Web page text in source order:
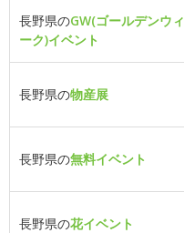
長野県のGW(ゴールデンウィ
ーク)イベント
長野県の物産展
長野県の無料イベント
長野県の花イベント